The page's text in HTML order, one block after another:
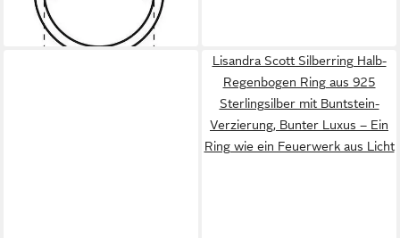
1,00 €
lieferbar - in 1-2 Werktagen bei dir
Lisandra Scott Silberring Halb-
Regenbogen Ring aus 925
Sterlingsilber mit Buntstein-
Verzierung, Bunter Luxus – Ein
Ring wie ein Feuerwerk aus Licht